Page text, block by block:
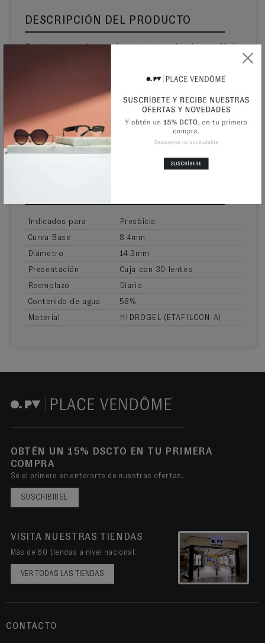
DESCRIPCIÓN DEL PRODUCTO
Con los nuevos lentes de contacto 1-day Acuvue Moist
mucha o poca luz, para que puedas continuar haciendo
todas las cosas que amas. Están desarrollados sobre
la plataforma 1-day Acuvue® Moist, obtendrás la
misma comodidad y conveniencia a la que estás
acostumbrado. - Uno de los niveles de protección UV
más altos disponibles en un lente de contacto
desechable diario. - Experimenta comodidad y
humectación todo el día con nuestra exclusiva
Indicados para
Presbicia
Curva Base
8.4mm
Diámetro
14.3mm
Presentación
Caja con 30 lentes
Reemplazo
Diario
Contenido de agua
58%
Material
HIDROGEL (ETAFILCON A)
OBTÉN UN 15% DSCTO EN TU PRIMERA
COMPRA
Sé el primero en enterarte de nuestras ofertas.
SUSCRIBIRSE
VISITA NUESTRAS TIENDAS
Más de 60 tiendas a nivel nacional.
VER TODAS LAS TIENDAS
CONTACTO